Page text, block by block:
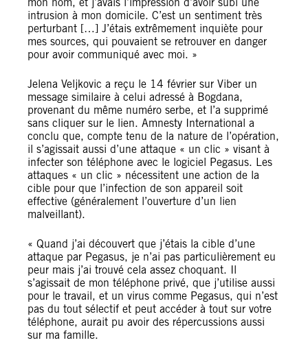
mon nom, et j’avais l’impression d’avoir subi une
intrusion à mon domicile. C’est un sentiment très
perturbant […] J’étais extrêmement inquiète pour
mes sources, qui pouvaient se retrouver en danger
pour avoir communiqué avec moi. »
Jelena Veljkovic a reçu le 14 février sur Viber un
message similaire à celui adressé à Bogdana,
provenant du même numéro serbe, et l’a supprimé
sans cliquer sur le lien. Amnesty International a
conclu que, compte tenu de la nature de l’opération,
il s’agissait aussi d’une attaque « un clic » visant à
infecter son téléphone avec le logiciel Pegasus. Les
attaques « un clic » nécessitent une action de la
cible pour que l’infection de son appareil soit
effective (généralement l’ouverture d’un lien
malveillant).
« Quand j’ai découvert que j’étais la cible d’une
attaque par Pegasus, je n’ai pas particulièrement eu
peur mais j’ai trouvé cela assez choquant. Il
s’agissait de mon téléphone privé, que j’utilise aussi
pour le travail, et un virus comme Pegasus, qui n’est
pas du tout sélectif et peut accéder à tout sur votre
téléphone, aurait pu avoir des répercussions aussi
sur ma famille.